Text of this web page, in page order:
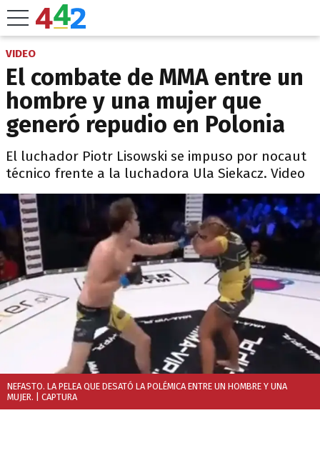
VIDEO
El combate de MMA entre un
hombre y una mujer que
generó repudio en Polonia
El luchador Piotr Lisowski se impuso por nocaut
técnico frente a la luchadora Ula Siekacz. Video
NEFASTO. LA PELEA QUE DESATÓ LA POLÉMICA ENTRE UN HOMBRE Y UNA
MUJER. | CAPTURA